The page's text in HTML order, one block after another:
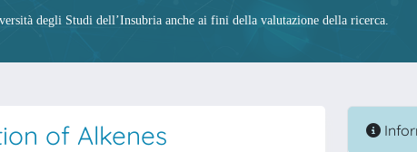
degli Studi dell’Insubria anche ai fini della valutazione della ricerca.
of Alkenes